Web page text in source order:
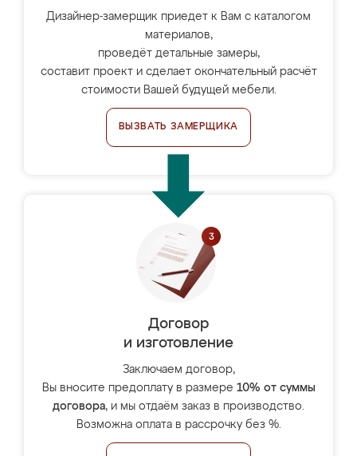
Дизайнер-замерщик приедет к Вам с каталогом
материалов,
проведёт детальные замеры,
составит проект и сделает окончательный расчёт
стоимости Вашей будущей мебели.
ВЫЗВАТЬ ЗАМЕРЩИКА
Договор
и изготовление
Заключаем договор,
Вы вносите предоплату в размере 10% от суммы
договора, и мы отдаём заказ в производство.
Возможна оплата в рассрочку без %.